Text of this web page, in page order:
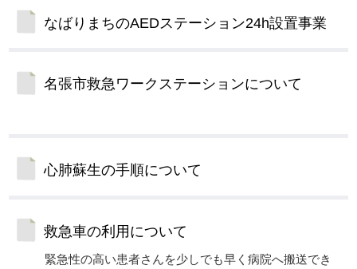
なばりまちのAEDステーション24h設置事業
名張市救急ワークステーションについて
心肺蘇生の手順について
救急車の利用について
緊急性の高い患者さんを少しでも早く病院へ搬送でき